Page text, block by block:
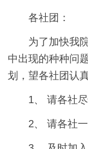
各社团：
为了加快我
中出现的种种问
划，望各社团认
1、 请各社
2、 请各社